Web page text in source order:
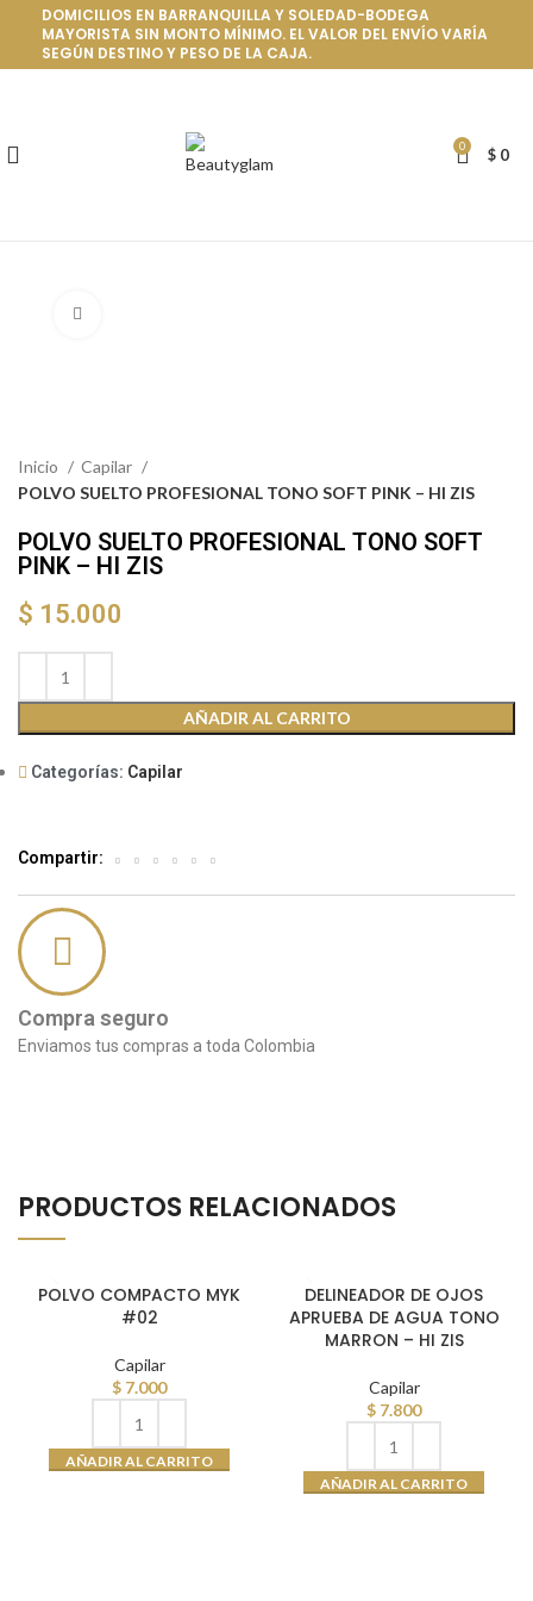
DOMICILIOS EN BARRANQUILLA Y SOLEDAD-BODEGA
MAYORISTA SIN MONTO MÍNIMO. EL VALOR DEL ENVÍO VARÍA
SEGÚN DESTINO Y PESO DE LA CAJA.
0 $0
Inicio
Capilar
POLVO SUELTO PROFESIONAL TONO SOFT PINK – HI ZIS
POLVO SUELTO PROFESIONAL TONO SOFT
PINK – HI ZIS
$ 15.000
AÑADIR AL CARRITO
Categorías: Capilar
Compartir:
Compra seguro
Enviamos tus compras a toda Colombia
PRODUCTOS RELACIONADOS
POLVO COMPACTO MYK
#02
Capilar
$ 7.000
AÑADIR AL CARRITO
DELINEADOR DE OJOS
APRUEBA DE AGUA TONO
MARRON – HI ZIS
Capilar
$ 7.800
AÑADIR AL CARRITO